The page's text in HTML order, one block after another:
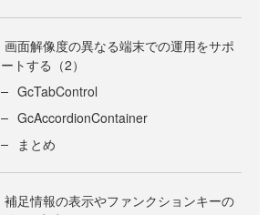
画面解像度の異なる端末での運用をサポ
ートする（2）
GcTabControl
GcAccordionContainer
まとめ
補足情報の表示やファンクションキーの